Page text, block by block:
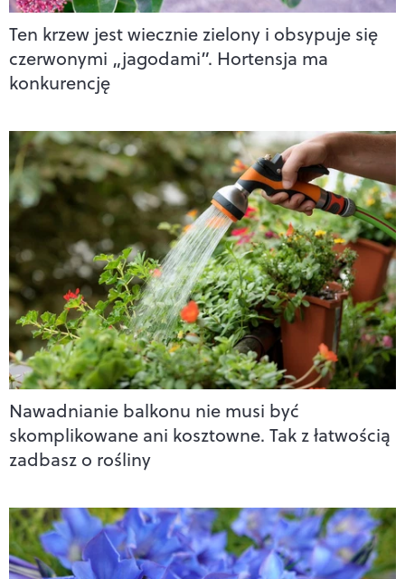
Ten krzew jest wiecznie zielony i obsypuje się
czerwonymi „jagodami”. Hortensja ma
konkurencję
Nawadnianie balkonu nie musi być
skomplikowane ani kosztowne. Tak z łatwością
zadbasz o rośliny